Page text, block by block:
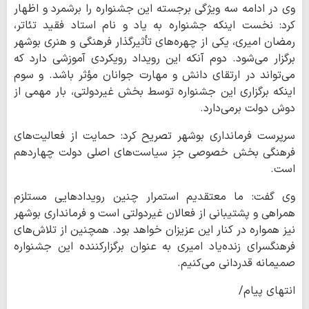
وی در ادامه سه ویژگی برجسته این جشنواره را برشمرد و اظهار
کرد: نخست اینکه جشنواره به یاد و نام استاد فقید تئاتر،
رمضان امیری، یکی از چهره‌های تأثیرگذار فرهنگی و هنری بوشهر
برگزار می‌شود. دوم آنکه این رویداد رویکردی آموزشی دارد که
می‌تواند در ارتقای دانش و مهارت جوانان مؤثر باشد. و سوم
اینکه برگزاری این جشنواره توسط بخش غیردولتی، بار مهمی از
دوش دولت برمی‌دارد.
سرپرست فرمانداری بوشهر تصریح کرد: حمایت از فعالیت‌های
فرهنگی بخش خصوصی جز سیاست‌های اصلی دولت چهاردهم
است.
وی گفت: ما معتقدیم استمرار چنین رویدادهایی مستلزم
همراهی و پشتیبانی از فعالان غیردولتی است و فرمانداری بوشهر
نیز همواره در کنار این عزیزان خواهد بود. همچنین از تلاش‌های
فرهنگسرای زنده‌یاد امیری به عنوان برگزارکننده این جشنواره
صمیمانه قدردانی می‌کنیم.
انتهای پیام/